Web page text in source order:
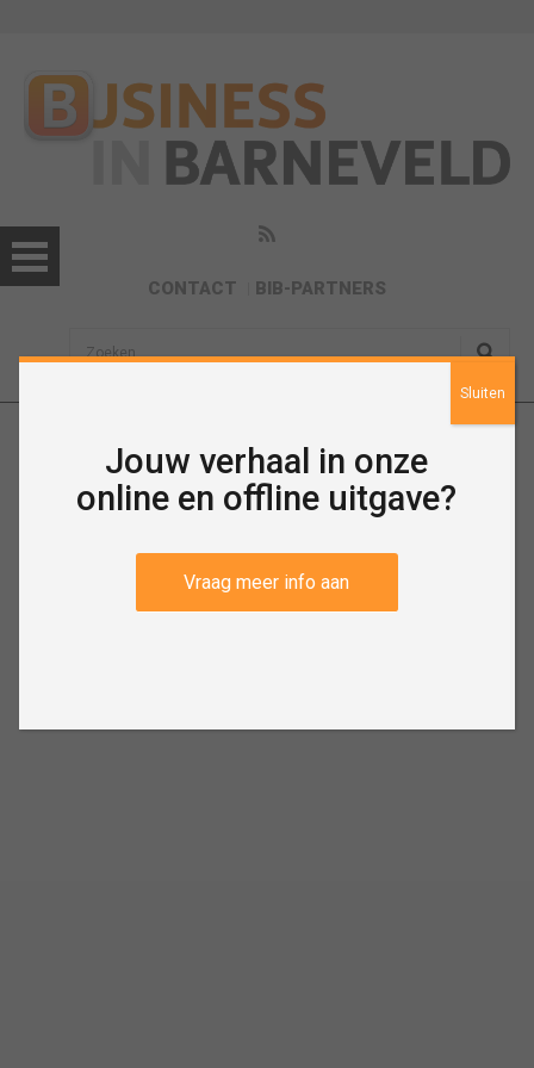
CONTACT BIB-PARTNERS
sisea.search
December 2022
Jouw verhaal in onze
online en offline uitgave?
Vraag meer info aan
Sluiten